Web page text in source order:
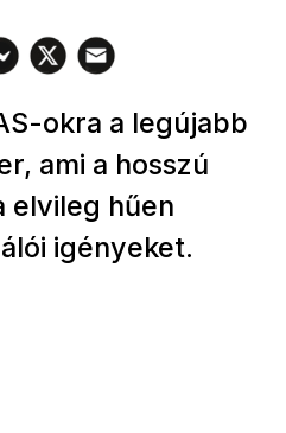
okra a legújabb
ami a hosszú
elvileg hűen
igényeket.